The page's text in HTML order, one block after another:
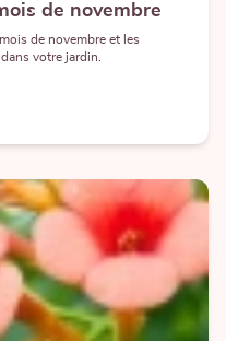
de novembre
de novembre et les
votre jardin.